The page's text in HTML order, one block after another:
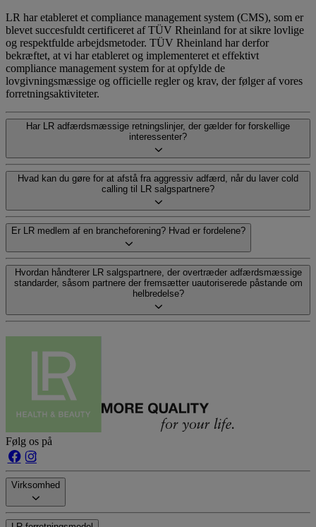
LR har etableret et compliance management system (CMS), som er
blevet succesfuldt certificeret af TÜV Rheinland for at sikre lovlige
og respektfulde arbejdsmetoder. TÜV Rheinland har derfor
bekræftet, at vi har etableret og implementeret et effektivt
compliance management system for at opfylde de
lovgivningsmæssige og officielle regler og krav, der følger af vores
forretningsaktiviteter.
Har LR adfærdsmæssige retningslinjer, der gælder for forskellige
interessenter?
Hvad kan du gøre for at afstå fra aggressiv adfærd, når du laver cold
calling til LR salgs­partnere?
Er LR medlem af en brancheforening? Hvad er fordelene?
Hvordan håndterer LR salgs­partnere, der overtræder adfærdsmæssige
standarder, såsom partnere der fremsætter uautoriserede påstande om
helbredelse?
Følg os på
Virksomhed